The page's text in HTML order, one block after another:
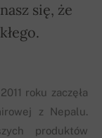
się, że
roku zaczęła
z Nepalu.
produktów